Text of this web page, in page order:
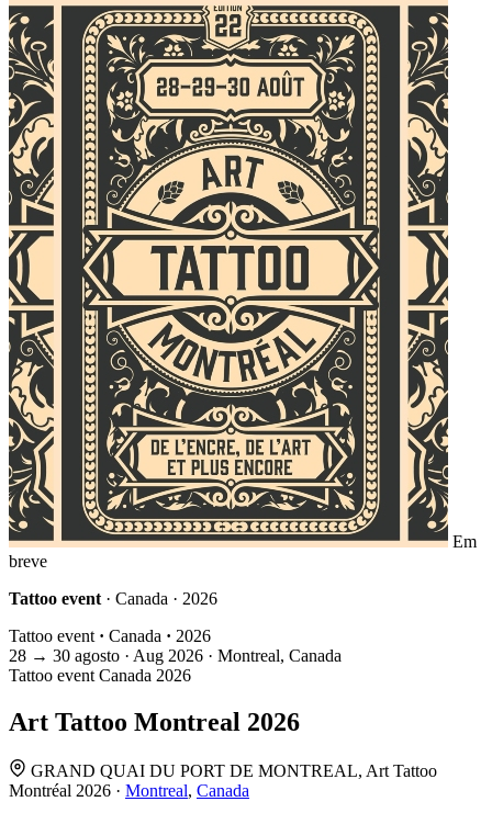
Em
breve
Tattoo event · Canada · 2026
Tattoo event · Canada · 2026
28 → 30 agosto · Aug 2026 · Montreal, Canada
Tattoo event Canada 2026
Art Tattoo Montreal 2026
GRAND QUAI DU PORT DE MONTREAL, Art Tattoo
Montréal 2026 · Montreal, Canada